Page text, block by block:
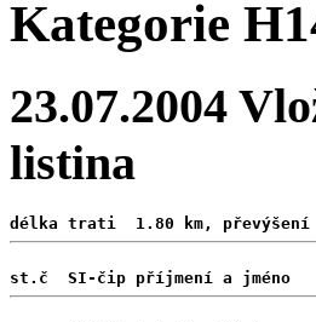
Kategorie
23.07.2004
listina
délka trati  1.80 km,
st.č  SI-čip příjmení a